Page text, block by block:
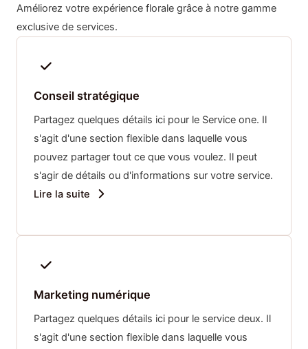
Améliorez votre expérience florale grâce à notre gamme
exclusive de services.
Conseil stratégique
Partagez quelques détails ici pour le Service one. Il
s'agit d'une section flexible dans laquelle vous
pouvez partager tout ce que vous voulez. Il peut
s'agir de détails ou d'informations sur votre service.
Lire la suite
Marketing numérique
Partagez quelques détails ici pour le service deux. Il
s'agit d'une section flexible dans laquelle vous